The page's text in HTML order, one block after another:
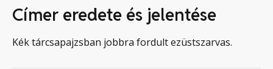
Címer eredete és jelentése
Kék tárcsapajzsban jobbra fordult ezüstszarvas.